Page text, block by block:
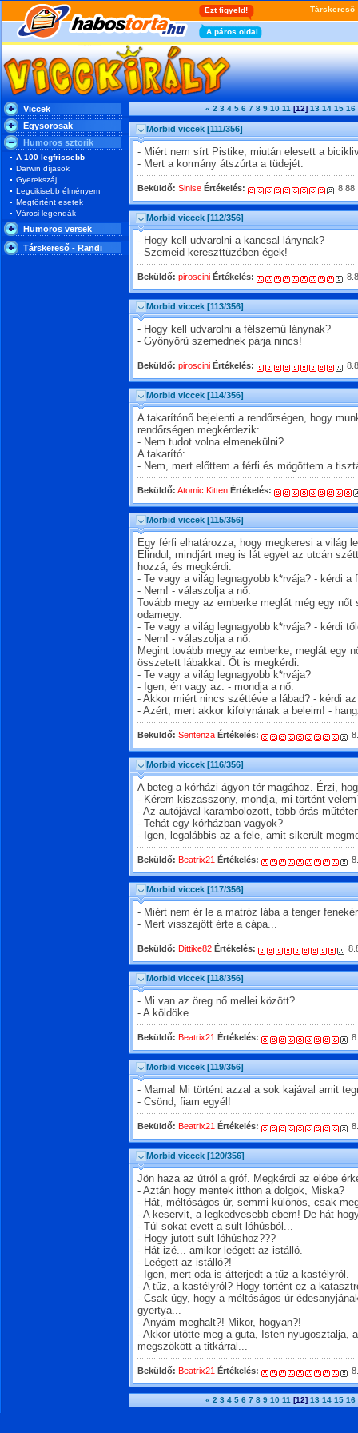
Viccek
Egysorosak
Humoros sztorik
A 100 legfrissebb
Darwin díjasok
Gyerekszáj
Legcikisebb élményem
Megtörtént esetek
Városi legendák
Humoros versek
Társkereső - Randi
« 2 3 4 5 6 7 8 9 10 11 [12] 13 14 15 16
Morbid viccek [111/356]
- Miért nem sírt Pistike, miután elesett a
- Mert a kormány átszúrta a tüdejét.
Beküldő: Sinise Értékelés: 8.88
Morbid viccek [112/356]
- Hogy kell udvarolni a kancsal lánynak?
- Szemeid kereszttüzében égek!
Beküldő: piroscini Értékelés:
Morbid viccek [113/356]
- Hogy kell udvarolni a félszemű lánynak?
- Gyönyörű szemednek párja nincs!
Beküldő: piroscini Értékelés:
Morbid viccek [114/356]
A takarítónő bejelenti a rendőrségen, hogy
rendőrségen megkérdezik:
- Nem tudot volna elmenekülni?
A takarító:
- Nem, mert előttem a férfi és mögöttem a
Beküldő: Atomic Kitten Értékelés:
Morbid viccek [115/356]
Egy férfi elhatározza, hogy megkeresi a világ
Elindul, mindjárt meg is lát egyet az utcán
hozzá, és megkérdi:
- Te vagy a világ legnagyobb k*rvája? - kérdi a
- Nem! - válaszolja a nő.
Tovább megy az emberke meglát még egy
odamegy.
- Te vagy a világ legnagyobb k*rvája? - kérdi
- Nem! - válaszolja a nő.
Megint tovább megy az emberke, meglát egy
összetett lábakkal. Őt is megkérdi:
- Te vagy a világ legnagyobb k*rvája?
- Igen, én vagy az. - mondja a nő.
- Akkor miért nincs széttéve a lábad? - kérdi
- Azért, mert akkor kifolynának a beleim! -
Beküldő: Sentenza Értékelés:
Morbid viccek [116/356]
A beteg a kórházi ágyon tér magához. Érzi,
- Kérem kiszasszony, mondja, mi történt
- Az autójával karambolozott, több órás
- Tehát egy kórházban vagyok?
- Igen, legalábbis az a fele, amit sikerült
Beküldő: Beatrix21 Értékelés:
Morbid viccek [117/356]
- Miért nem ér le a matróz lába a tenger
- Mert visszajött érte a cápa...
Beküldő: Dittike82 Értékelés:
Morbid viccek [118/356]
- Mi van az öreg nő mellei között?
- A köldöke.
Beküldő: Beatrix21 Értékelés:
Morbid viccek [119/356]
- Mama! Mi történt azzal a sok kajával amit
- Csönd, fiam egyél!
Beküldő: Beatrix21 Értékelés:
Morbid viccek [120/356]
Jön haza az útról a gróf. Megkérdi az elébe
- Aztán hogy mentek itthon a dolgok, Miska?
- Hát, méltóságos úr, semmi különös, csak
- A keservit, a legkedvesebb ebem! De hát
- Túl sokat evett a sült lóhúsból...
- Hogy jutott sült lóhúshoz???
- Hát izé... amikor leégett az istálló.
- Leégett az istálló?!
- Igen, mert oda is átterjedt a tűz a kastélyról.
- A tűz, a kastélyról? Hogy történt ez a
- Csak úgy, hogy a méltóságos úr
gyertya...
- Anyám meghalt?! Mikor, hogyan?!
- Akkor ütötte meg a guta, Isten nyugosztalja,
megszökött a titkárral...
Beküldő: Beatrix21 Értékelés:
« 2 3 4 5 6 7 8 9 10 11 [12] 13 14 15 16